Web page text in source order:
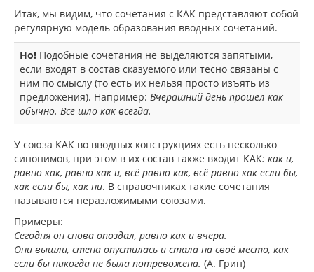
Итак, мы видим, что сочетания с КАК представляют собой
регулярную модель образования вводных сочетаний.
Но! Подобные сочетания не выделяются запятыми,
если входят в состав сказуемого или тесно связаны с
ним по смыслу (то есть их нельзя просто изъять из
предложения). Например: Вчерашний день прошёл как
обычно. Всё шло как всегда.
У союза КАК во вводных конструкциях есть несколько
синонимов, при этом в их состав также входит КАК: как и,
равно как, равно как и, всё равно как, всё равно как если бы,
как если бы, как ни. В справочниках такие сочетания
называются неразложимыми союзами.
Примеры:
Сегодня он снова опоздал, равно как и вчера.
Они вышли, стена опустилась и стала на своё место, как
если бы никогда не была потревожена. (А. Грин)